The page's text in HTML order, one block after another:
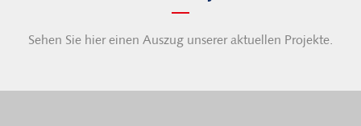
Sehen Sie hier einen Auszug unserer aktuellen Projekte.